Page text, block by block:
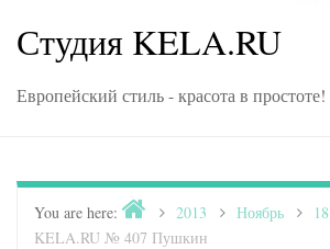
Студия KELA.RU
Европейский стиль - красота в простоте!
You are here: Home2013 Ноябрь 18
KELA.RU № 407 Пушкин